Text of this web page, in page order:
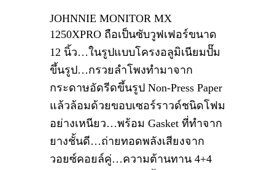
JOHNNIE MONITOR MX
1250XPRO ถือเป็นซับวูฟเฟอร์ขนาด
12 นิ้ว…ในรูปแบบโครงอลูมิเนียมปั๊ม
ขึ้นรูป…กรวยลำโพงทำมาจาก
กระดาษอัดรีดขึ้นรูป Non-Press Paper
แล้วล้อมด้วยขอบเซอร์ราวด์ชนิดโฟม
อย่างเหนียว…พร้อม Gasket ที่ทำจาก
ยางชั้นดี…ถ่ายทอดพลังเสียงจาก
วอยซ์คอยล์คู่…ความต้านทาน 4+4